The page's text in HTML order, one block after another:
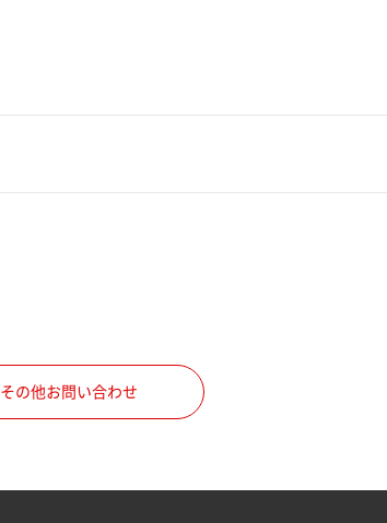
その他お問い合わせ